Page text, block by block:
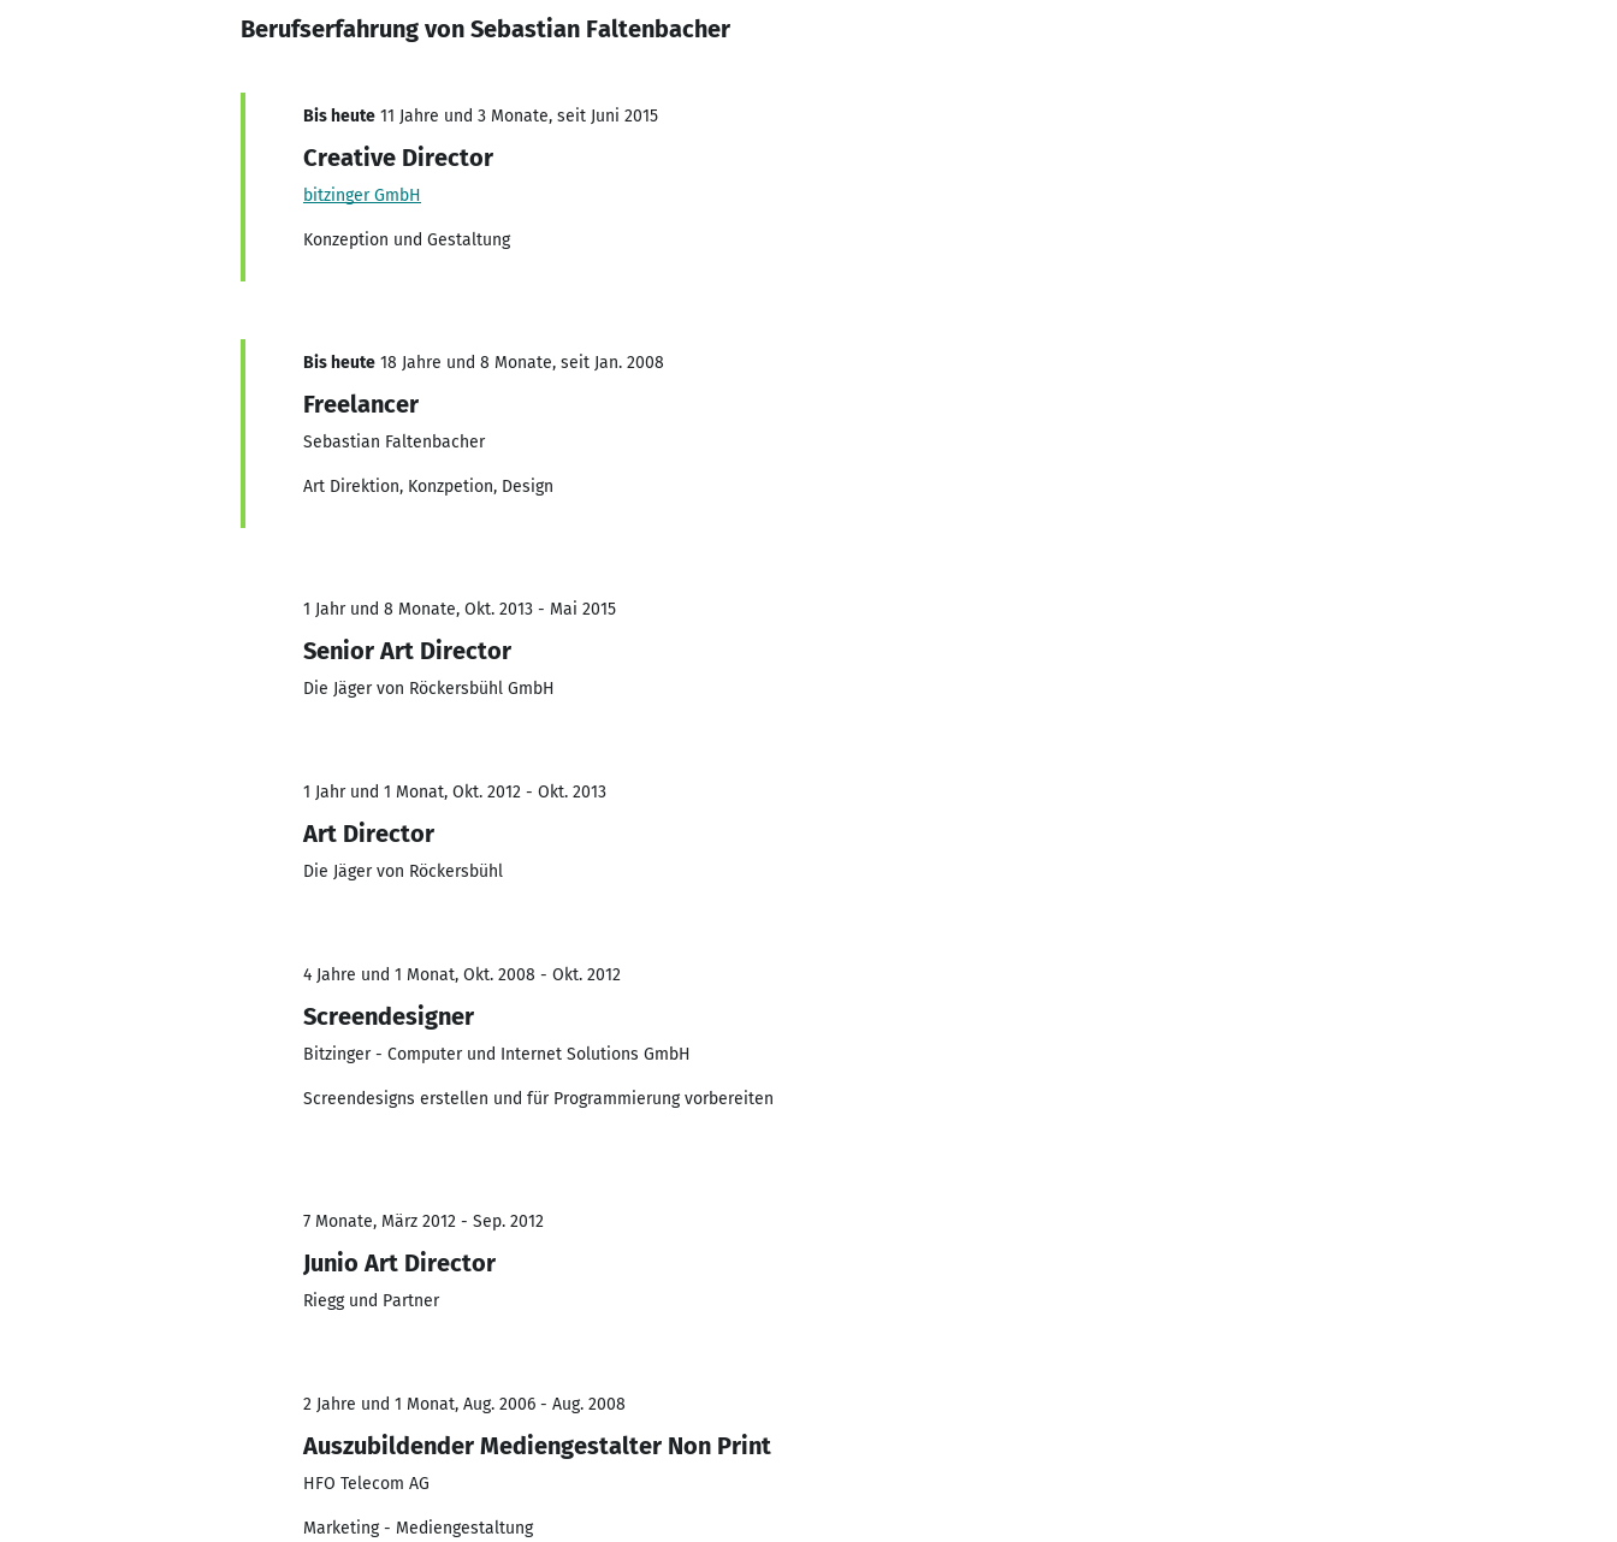
Berufserfahrung von Sebastian Faltenbacher
Bis heute 11 Jahre und 3 Monate, seit Juni 2015
Creative Director
bitzinger GmbH
Konzeption und Gestaltung
Bis heute 18 Jahre und 8 Monate, seit Jan. 2008
Freelancer
Sebastian Faltenbacher
Art Direktion, Konzpetion, Design
1 Jahr und 8 Monate, Okt. 2013 - Mai 2015
Senior Art Director
Die Jäger von Röckersbühl GmbH
1 Jahr und 1 Monat, Okt. 2012 - Okt. 2013
Art Director
Die Jäger von Röckersbühl
4 Jahre und 1 Monat, Okt. 2008 - Okt. 2012
Screendesigner
Bitzinger - Computer und Internet Solutions GmbH
Screendesigns erstellen und für Programmierung vorbereiten
7 Monate, März 2012 - Sep. 2012
Junio Art Director
Riegg und Partner
2 Jahre und 1 Monat, Aug. 2006 - Aug. 2008
Auszubildender Mediengestalter Non Print
HFO Telecom AG
Marketing - Mediengestaltung